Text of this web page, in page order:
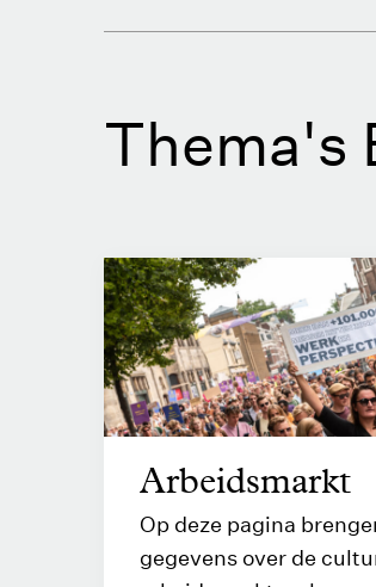
Thema's
Arbeidsmarkt
Op deze pagina
gegevens over de